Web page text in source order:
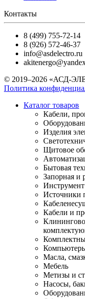
Контакты
8 (499) 755-72-14
8 (926) 572-46-37
info@asdelectro.ru
© 2019–2026 «АСД-
Политика
Каталог товаров
Кабели,
Изделия
Щитовое
Бытовая
Запорная и
Инструмент
Источники
Кабели и
Масла,
Мебель
Метизы и
Насосы,